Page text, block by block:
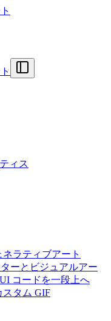
ィス
ネラティブアート
ターとビジュアルアー
UI コードを一段上へ
スタム GIF